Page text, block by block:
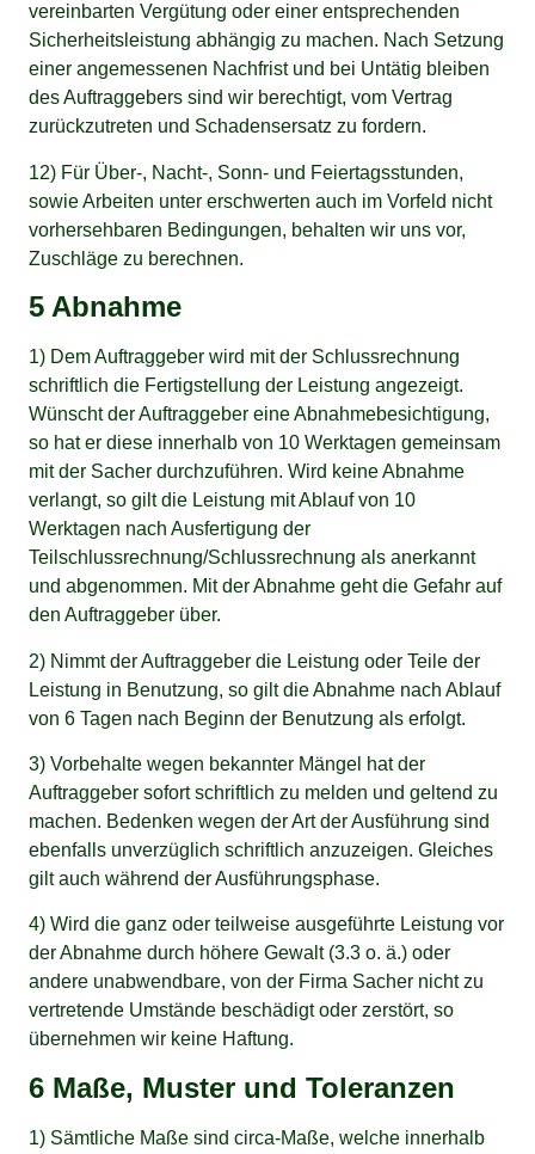
vereinbarten Vergütung oder einer entsprechenden
Sicherheitsleistung abhängig zu machen. Nach Setzung
einer angemessenen Nachfrist und bei Untätig bleiben
des Auftraggebers sind wir berechtigt, vom Vertrag
zurückzutreten und Schadensersatz zu fordern.
12) Für Über-, Nacht-, Sonn- und Feiertagsstunden,
sowie Arbeiten unter erschwerten auch im Vorfeld nicht
vorhersehbaren Bedingungen, behalten wir uns vor,
Zuschläge zu berechnen.
5 Abnahme
1) Dem Auftraggeber wird mit der Schlussrechnung
schriftlich die Fertigstellung der Leistung angezeigt.
Wünscht der Auftraggeber eine Abnahmebesichtigung,
so hat er diese innerhalb von 10 Werktagen gemeinsam
mit der Sacher durchzuführen. Wird keine Abnahme
verlangt, so gilt die Leistung mit Ablauf von 10
Werktagen nach Ausfertigung der
Teilschlussrechnung/Schlussrechnung als anerkannt
und abgenommen. Mit der Abnahme geht die Gefahr auf
den Auftraggeber über.
2) Nimmt der Auftraggeber die Leistung oder Teile der
Leistung in Benutzung, so gilt die Abnahme nach Ablauf
von 6 Tagen nach Beginn der Benutzung als erfolgt.
3) Vorbehalte wegen bekannter Mängel hat der
Auftraggeber sofort schriftlich zu melden und geltend zu
machen. Bedenken wegen der Art der Ausführung sind
ebenfalls unverzüglich schriftlich anzuzeigen. Gleiches
gilt auch während der Ausführungsphase.
4) Wird die ganz oder teilweise ausgeführte Leistung vor
der Abnahme durch höhere Gewalt (3.3 o. ä.) oder
andere unabwendbare, von der Firma Sacher nicht zu
vertretende Umstände beschädigt oder zerstört, so
übernehmen wir keine Haftung.
6 Maße, Muster und Toleranzen
1) Sämtliche Maße sind circa-Maße, welche innerhalb